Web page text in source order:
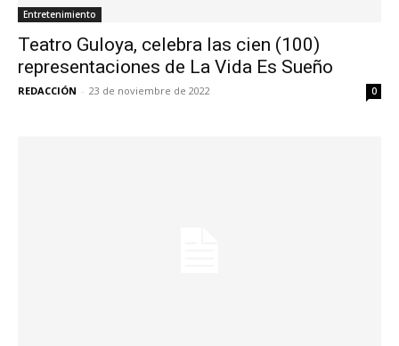
Entretenimiento
Teatro Guloya, celebra las cien (100)
representaciones de La Vida Es Sueño
REDACCIÓN - 23 de noviembre de 2022 0